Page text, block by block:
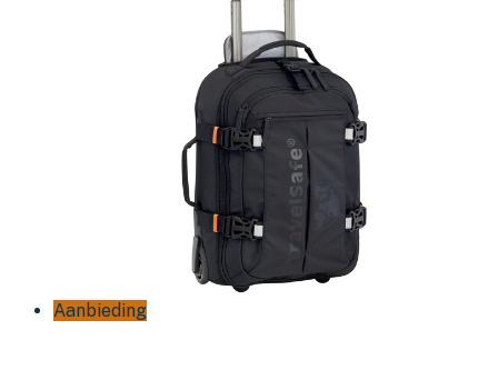
Aanbieding